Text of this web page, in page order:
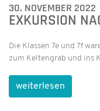
30. NOVEMBER 2022
EXKURSION
Die Klassen 7e und 7f
zum Keltengrab und ins
weiterlesen